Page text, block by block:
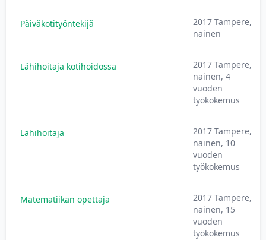
Päiväkotityöntekijä
2017 Tampere,
nainen
Lähihoitaja kotihoidossa
2017 Tampere,
nainen, 4
vuoden
työkokemus
Lähihoitaja
2017 Tampere,
nainen, 10
vuoden
työkokemus
Matematiikan opettaja
2017 Tampere,
nainen, 15
vuoden
työkokemus